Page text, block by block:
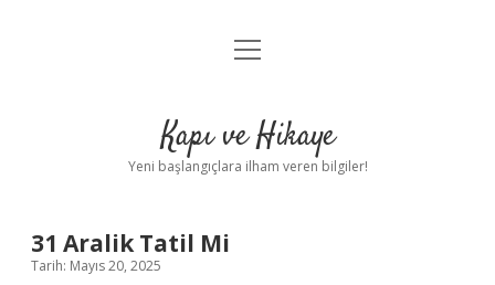
Anasayfa
Yasal Uyarı
menüyü
Kapı ve Hikaye
Yeni başlangıçlara ilham veren bilgiler!
31 Aralik Tatil Mi
Tarih: Mayıs 20, 2025